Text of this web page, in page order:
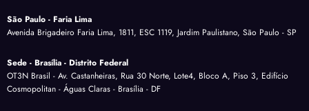
São Paulo - Faria Lima
Avenida Brigadeiro Faria Lima, 1811, ESC 1119, Jardim Paulistano, São Paulo - SP
Sede - Brasília - Distrito Federal
OT3N Brasil - Av. Castanheiras, Rua 30 Norte, Lote4, Bloco A, Piso 3, Edifício
Cosmopolitan - Águas Claras - Brasília - DF